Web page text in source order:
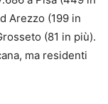
Arezzo (199 in
(81 in più).
ma residenti